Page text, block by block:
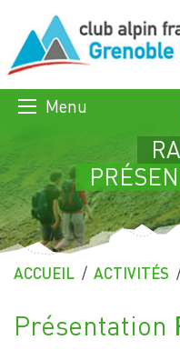
Menu
ACCUEIL ACTIVITÉS
Présentation